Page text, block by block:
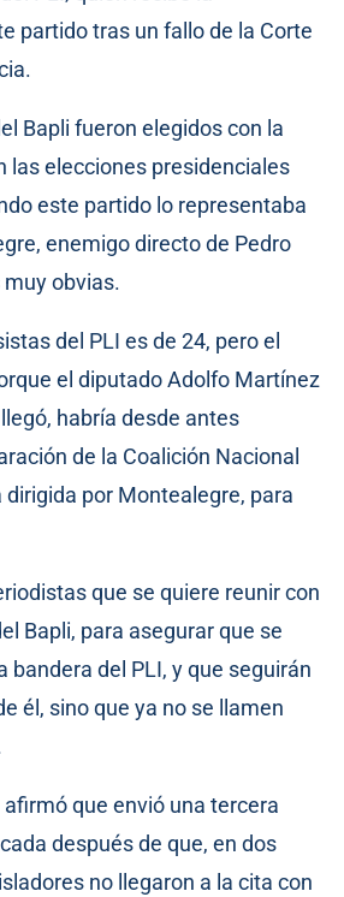
partido tras un fallo de la Corte
Bapli fueron elegidos con la
las elecciones presidenciales
este partido lo representaba
enemigo directo de Pedro
obvias.
del PLI es de 24, pero el
el diputado Adolfo Martínez
habría desde antes
de la Coalición Nacional
dirigida por Montealegre, para
que se quiere reunir con
Bapli, para asegurar que se
bandera del PLI, y que seguirán
él, sino que ya no se llamen
afirmó que envió una tercera
después de que, en dos
no llegaron a la cita con